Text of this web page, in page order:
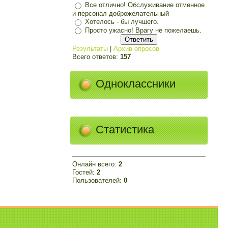
Все отлично! Обслуживание отменное
и персонал доброжелательный
Хотелось - бы лучшего.
Просто ужасно! Врагу не пожелаешь.
Результаты| Архив опросов
Всего ответов: 157
Одноклассники
Статистика
Онлайн всего: 2
Гостей: 2
Пользователей: 0